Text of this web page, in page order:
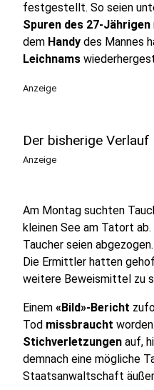
festgestellt. So seien
Spuren des 27-Jährigen
dem Handy des Mannes
Leichnams
Anzeige
Der bisherige
Anzeige
Am Montag suchten
kleinen See am Tatort
Taucher seien
Die Ermittler hatten
weitere Beweismittel zu
Einem «Bild»-Bericht
Tod missbraucht
Stichverletzungen auf,
demnach eine mögliche
Staatsanwaltschaft